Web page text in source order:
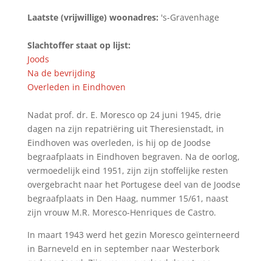
Laatste (vrijwillige) woonadres: 's-Gravenhage
Slachtoffer staat op lijst:
Joods
Na de bevrijding
Overleden in Eindhoven
Nadat prof. dr. E. Moresco op 24 juni 1945, drie
dagen na zijn repatriëring uit Theresienstadt, in
Eindhoven was overleden, is hij op de Joodse
begraafplaats in Eindhoven begraven. Na de oorlog,
vermoedelijk eind 1951, zijn zijn stoffelijke resten
overgebracht naar het Portugese deel van de Joodse
begraafplaats in Den Haag, nummer 15/61, naast
zijn vrouw M.R. Moresco-Henriques de Castro.
In maart 1943 werd het gezin Moresco geïnterneerd
in Barneveld en in september naar Westerbork